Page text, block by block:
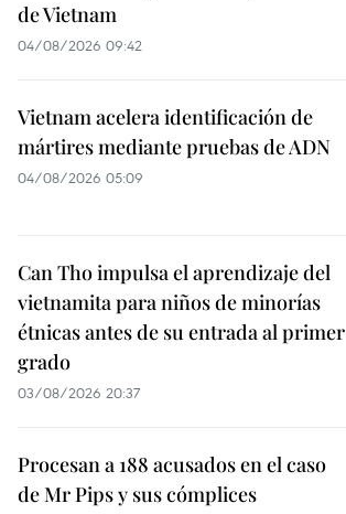
de Vietnam
04/08/2026 09:42
Vietnam acelera identificación de
mártires mediante pruebas de ADN
04/08/2026 05:09
Can Tho impulsa el aprendizaje del
vietnamita para niños de minorías
étnicas antes de su entrada al primer
grado
03/08/2026 20:37
Procesan a 188 acusados en el caso
de Mr Pips y sus cómplices